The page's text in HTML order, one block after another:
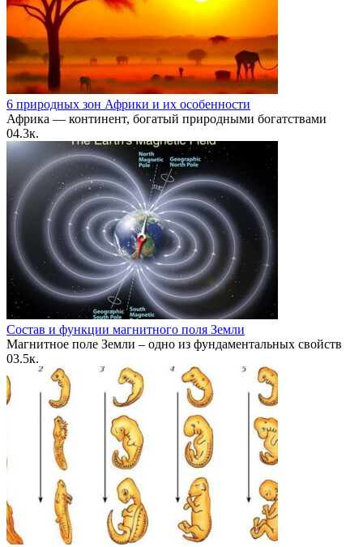
6 природных зон Африки и их особенности
Африка — континент, богатый природными богатствами
04.3к.
Состав и функции магнитного поля Земли
Магнитное поле Земли – одно из фундаментальных свойств
03.5к.